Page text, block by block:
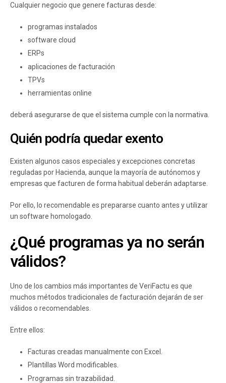
Cualquier negocio que genere facturas desde:
programas instalados
software cloud
ERPs
aplicaciones de facturación
TPVs
herramientas online
deberá asegurarse de que el sistema cumple con la normativa.
Quién podría quedar exento
Existen algunos casos especiales y excepciones concretas
reguladas por Hacienda, aunque la mayoría de autónomos y
empresas que facturen de forma habitual deberán adaptarse.
Por ello, lo recomendable es prepararse cuanto antes y utilizar
un software homologado.
¿Qué programas ya no serán
válidos?
Uno de los cambios más importantes de VeriFactu es que
muchos métodos tradicionales de facturación dejarán de ser
válidos o recomendables.
Entre ellos:
Facturas creadas manualmente con Excel.
Plantillas Word modificables.
Programas sin trazabilidad.